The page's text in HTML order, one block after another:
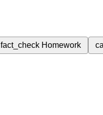
fact_check Homework